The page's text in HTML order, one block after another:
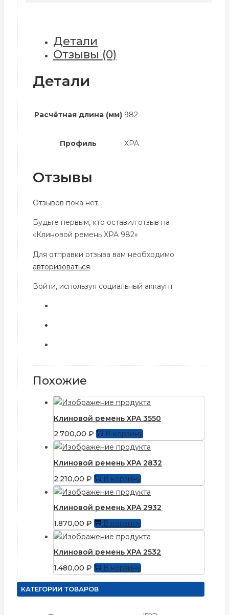
Детали
Отзывы (0)
Детали
Расчётная длина (мм) 982
Профиль XPA
Отзывы
Отзывов пока нет.
Будьте первым, кто оставил отзыв на
«Клиновой ремень XPA 982»
Для отправки отзыва вам необходимо
авторизоваться.
Войти, используя социальный аккаунт
Похожие
Клиновой ремень XPA 3550
2.700,00 ₽ В корзину
Клиновой ремень XPA 2832
2.210,00 ₽ В корзину
Клиновой ремень XPA 2932
1.870,00 ₽ В корзину
Клиновой ремень XPA 2532
1.480,00 ₽ В корзину
КАТЕГОРИИ ТОВАРОВ